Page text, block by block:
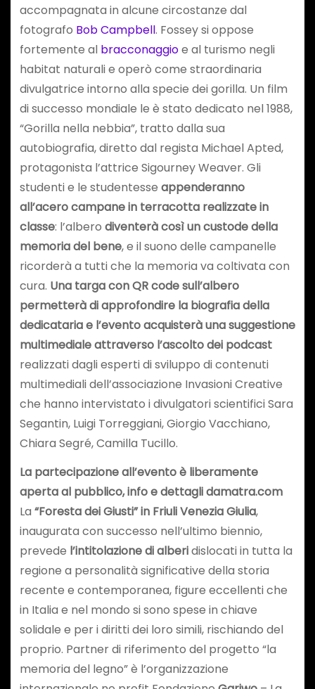
accompagnata in alcune circostanze dal
fotografo Bob Campbell. Fossey si oppose
fortemente al bracconaggioe al turismo negli
habitat naturali e operò come straordinaria
divulgatrice intorno alla specie dei gorilla. Un film
di successo mondiale le è stato dedicato nel 1988,
“Gorilla nella nebbia”, tratto dalla sua
autobiografia, diretto dal regista Michael Apted,
protagonista l’attrice Sigourney Weaver. Gli
studenti e le studentesse appenderanno
all’acero campane in terracotta realizzate in
classe: l’albero diventerà così un custode della
memoria del bene, e il suono delle campanelle
ricorderà a tutti che la memoria va coltivata con
cura. Una targa con QR code sull’albero
permetterà di approfondire la biografia della
dedicataria e l’evento acquisterà una suggestione
multimediale attraverso l’ascolto dei podcast
realizzati dagli esperti di sviluppo di contenuti
multimediali dell’associazione Invasioni Creative
che hanno intervistato i divulgatori scientifici Sara
Segantin, Luigi Torreggiani, Giorgio Vacchiano,
Chiara Segré, Camilla Tucillo.
La partecipazione all’evento è liberamente
aperta al pubblico, info e dettagli damatra.com
La “Foresta dei Giusti” in Friuli Venezia Giulia,
inaugurata con successo nell’ultimo biennio,
prevede l’intitolazione di alberidislocati in tutta la
regione a personalità significative della storia
recente e contemporanea, figure eccellenti che
in Italia e nel mondo si sono spese in chiave
solidale e per i diritti dei loro simili, rischiando del
proprio. Partner di riferimento del progetto “la
memoria del legno” è l’organizzazione